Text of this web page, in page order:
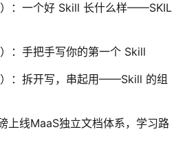
：一个好 Skill 长什么样——SKIL
：手把手写你的第一个 Skill
：拆开写，串起用——Skill 的组
上线MaaS独立文档体系，学习路